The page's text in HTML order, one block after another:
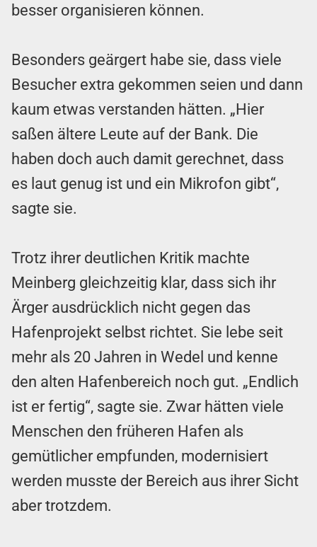
besser organisieren können.
Besonders geärgert habe sie, dass viele
Besucher extra gekommen seien und dann
kaum etwas verstanden hätten. „Hier
saßen ältere Leute auf der Bank. Die
haben doch auch damit gerechnet, dass
es laut genug ist und ein Mikrofon gibt“,
sagte sie.
Trotz ihrer deutlichen Kritik machte
Meinberg gleichzeitig klar, dass sich ihr
Ärger ausdrücklich nicht gegen das
Hafenprojekt selbst richtet. Sie lebe seit
mehr als 20 Jahren in Wedel und kenne
den alten Hafenbereich noch gut. „Endlich
ist er fertig“, sagte sie. Zwar hätten viele
Menschen den früheren Hafen als
gemütlicher empfunden, modernisiert
werden musste der Bereich aus ihrer Sicht
aber trotzdem.